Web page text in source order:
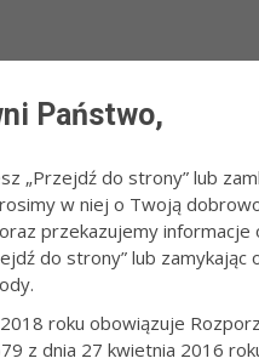
W TARNOWIE
Redakcja tarnow.pl
Państwo,
„Przejdź do strony” lub
w niej o Twoją
przekazujemy informacje
do strony” lub
roku obowiązuje
z dnia 27 kwietnia 2016